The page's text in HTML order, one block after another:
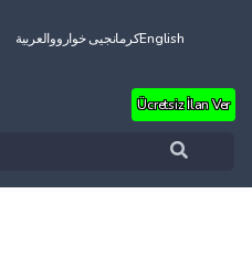
العربيةکرمانجیی خوارووEnglish
Ücretsiz İlan Ver